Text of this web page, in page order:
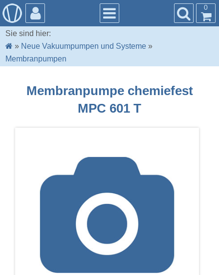
0
Sie sind hier:
» Neue Vakuumpumpen und Systeme »
Membranpumpen
Membranpumpe chemiefest
MPC 601 T